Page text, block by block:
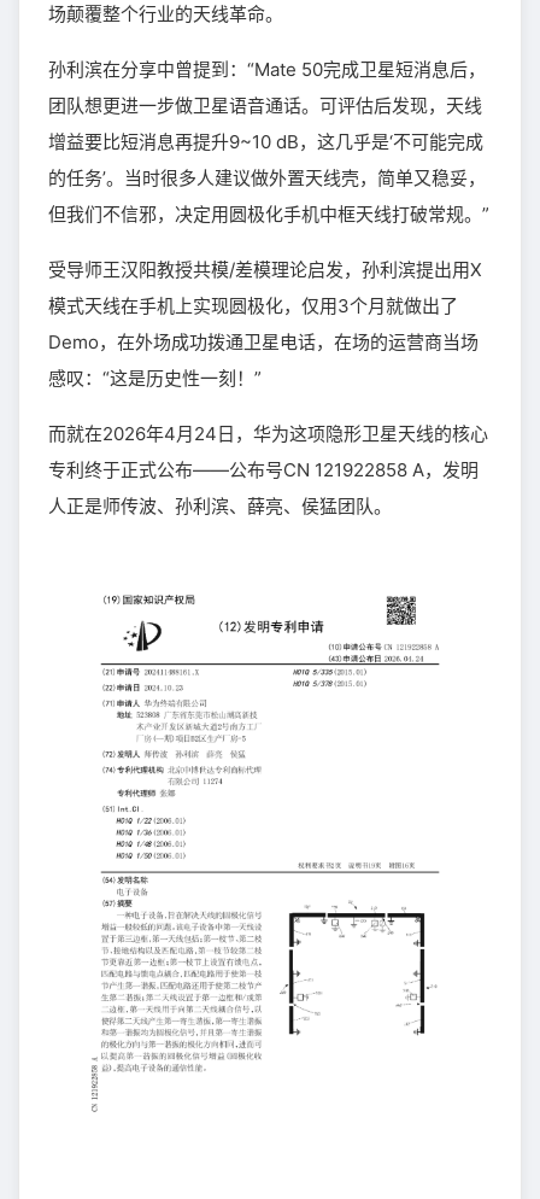
场颠覆整个行业的天线革命。
孙利滨在分享中曾提到：“Mate 50完成卫星短消息后，
团队想更进一步做卫星语音通话。可评估后发现，天线
增益要比短消息再提升9~10 dB，这几乎是‘不可能完成
的任务’。当时很多人建议做外置天线壳，简单又稳妥，
但我们不信邪，决定用圆极化手机中框天线打破常规。”
受导师王汉阳教授共模/差模理论启发，孙利滨提出用X
模式天线在手机上实现圆极化，仅用3个月就做出了
Demo，在外场成功拨通卫星电话，在场的运营商当场
感叹：“这是历史性一刻！”
而就在2026年4月24日，华为这项隐形卫星天线的核心
专利终于正式公布——公布号CN 121922858 A，发明
人正是师传波、孙利滨、薛亮、侯猛团队。